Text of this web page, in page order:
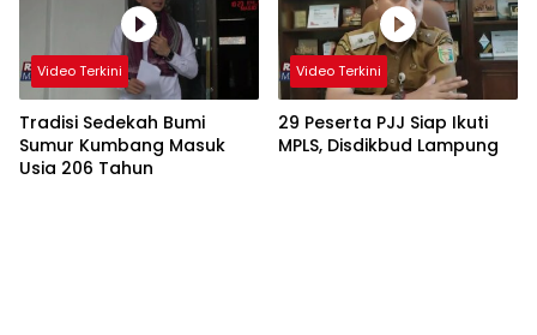
Video Terkini
Tradisi Sedekah Bumi
Sumur Kumbang Masuk
Usia 206 Tahun
Video Terkini
29 Peserta PJJ Siap Ikuti
MPLS, Disdikbud Lampung